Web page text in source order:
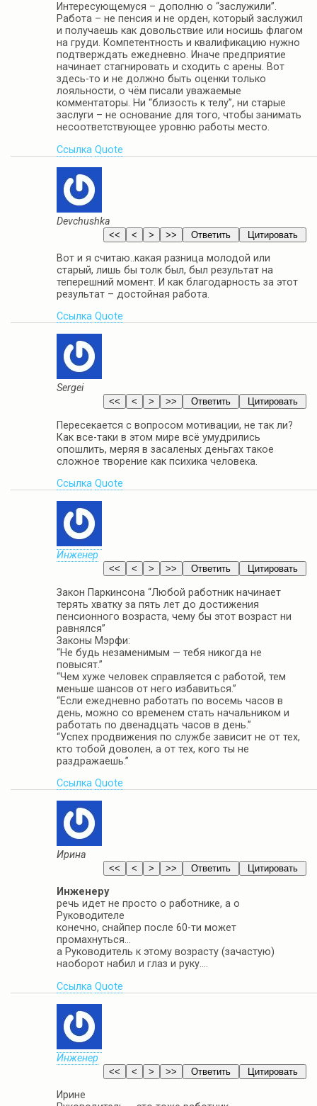
Интересующемуся – дополню о “заслужили”.
Работа – не пенсия и не орден, который заслужил
и получаешь как довольствие или носишь флагом
на груди. Компетентность и квалификацию нужно
подтверждать ежедневно. Иначе предприятие
начинает стагнировать и сходить с арены. Вот
здесь-то и не должно быть оценки только
лояльности, о чём писали уважаемые
комментаторы. Ни “близость к телу”, ни старые
заслуги – не основание для того, чтобы занимать
несоответствующее уровню работы место.
Ссылка Quote
Devchushka
Вот и я считаю..какая разница молодой или
старый, лишь бы толк был, был результат на
теперешний момент. И как благодарность за этот
результат – достойная работа.
Ссылка Quote
Sergei
Пересекается с вопросом мотивации, не так ли?
Как все-таки в этом мире всё умудрились
опошлить, меряя в засаленых деньгах такое
сложное творение как психика человека.
Ссылка Quote
Инженер
Закон Паркинсона “Любой работник начинает
терять хватку за пять лет до достижения
пенсионного возраста, чему бы этот возраст ни
равнялся”
Законы Мэрфи:
“Не будь незаменимым — тебя никогда не
повысят.”
“Чем хуже человек справляется с работой, тем
меньше шансов от него избавиться.”
“Если ежедневно работать по восемь часов в
день, можно со временем стать начальником и
работать по двенадцать часов в день.”
“Успех продвижения по службе зависит не от тех,
кто тобой доволен, а от тех, кого ты не
раздражаешь.”
Ссылка Quote
Ирина
Инженеру
речь идет не просто о работнике, а о
Руководителе
конечно, снайпер после 60-ти может
промахнуться…
а Руководитель к этому возрасту (зачастую)
наоборот набил и глаз и руку….
Ссылка Quote
Инженер
Ирине